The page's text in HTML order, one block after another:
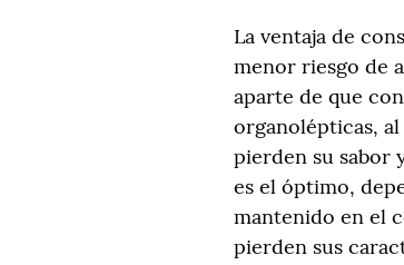
La ventaja de
menor riesgo de
aparte de que
organolépticas,
pierden su sabor
es el óptimo,
mantenido en el
pierden sus